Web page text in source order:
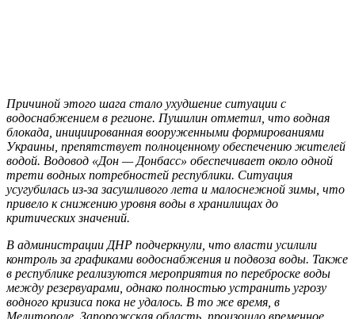
Причиной этого шага стало ухудшение ситуации с
водоснабжением в регионе. Пушилин отметил, что водная
блокада, инициированная вооруженными формированиями
Украины, препятствует полноценному обеспечению жителей
водой. Водовод «Дон — Донбасс» обеспечивает около одной
трети водных потребностей республики. Ситуация
усугубилась из-за засушливого лета и малоснежной зимы, что
привело к снижению уровня воды в хранилищах до
критических значений.
В администрации ДНР подчеркнули, что власти усилили
контроль за графиками водоснабжения и подвоза воды. Также
в республике реализуются мероприятия по переброске воды
между резервуарами, однако полностью устранить угрозу
водного кризиса пока не удалось. В то же время, в